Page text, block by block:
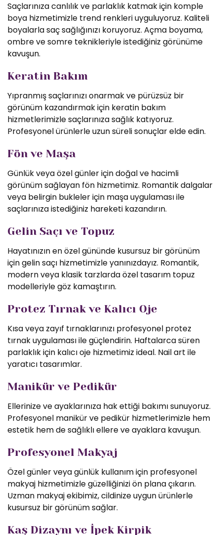
Saçlarınıza canlılık ve parlaklık katmak için komple
boya hizmetimizle trend renkleri uyguluyoruz. Kaliteli
boyalarla saç sağlığınızı koruyoruz. Açma boyama,
ombre ve somre teknikleriyle istediğiniz görünüme
kavuşun.
Keratin Bakım
Yıpranmış saçlarınızı onarmak ve pürüzsüz bir
görünüm kazandırmak için keratin bakım
hizmetlerimizle saçlarınıza sağlık katıyoruz.
Profesyonel ürünlerle uzun süreli sonuçlar elde edin.
Fön ve Maşa
Günlük veya özel günler için doğal ve hacimli
görünüm sağlayan fön hizmetimiz. Romantik dalgalar
veya belirgin bukleler için maşa uygulaması ile
saçlarınıza istediğiniz hareketi kazandırın.
Gelin Saçı ve Topuz
Hayatınızın en özel gününde kusursuz bir görünüm
için gelin saçı hizmetimizle yanınızdayız. Romantik,
modern veya klasik tarzlarda özel tasarım topuz
modelleriyle göz kamaştırın.
Protez Tırnak ve Kalıcı Oje
Kısa veya zayıf tırnaklarınızı profesyonel protez
tırnak uygulaması ile güçlendirin. Haftalarca süren
parlaklık için kalıcı oje hizmetimiz ideal. Nail art ile
yaratıcı tasarımlar.
Manikür ve Pedikür
Ellerinize ve ayaklarınıza hak ettiği bakımı sunuyoruz.
Profesyonel manikür ve pedikür hizmetlerimizle hem
estetik hem de sağlıklı ellere ve ayaklara kavuşun.
Profesyonel Makyaj
Özel günler veya günlük kullanım için profesyonel
makyaj hizmetimizle güzelliğinizi ön plana çıkarın.
Uzman makyaj ekibimiz, cildinize uygun ürünlerle
kusursuz bir görünüm sağlar.
Kaş Dizaynı ve İpek Kirpik